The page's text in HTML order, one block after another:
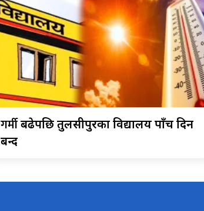
गर्मीबढेपछि तुलसीपुरका विद्यालय पाँच दिन
बन्द